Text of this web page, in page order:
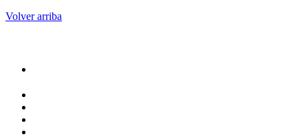
Volver arriba